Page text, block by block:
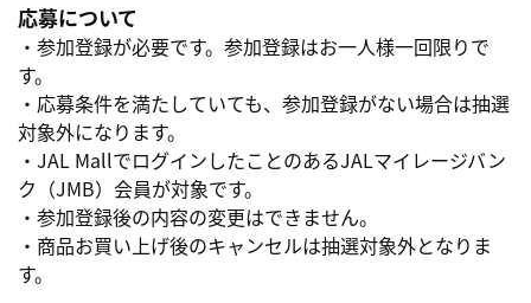
応募について
・参加登録が必要です。参加登録はお一人様一回限りで
す。
・応募条件を満たしていても、参加登録がない場合は抽選
対象外になります。
・JAL MallでログインしたことのあるJALマイレージバン
ク（JMB）会員が対象です。
・参加登録後の内容の変更はできません。
・商品お買い上げ後のキャンセルは抽選対象外となりま
す。